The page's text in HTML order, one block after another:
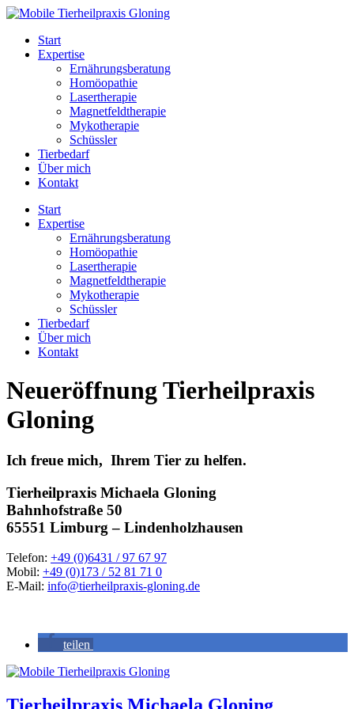
Zum
springenStart
Expertise
Ernährungsberatung
Homöopathie
Lasertherapie
Magnetfeldtherapie
Mykotherapie
Schüssler
Tierbedarf
Über mich
Kontakt
Start
Expertise
Ernährungsberatung
Homöopathie
Lasertherapie
Magnetfeldtherapie
Mykotherapie
Schüssler
Tierbedarf
Über mich
Kontakt
Neueröffnung Tierheilpraxis
Gloning
Ich freue mich, Ihrem Tier zu helfen.
Tierheilpraxis Michaela Gloning
Bahnhofstraße 50
65551 Limburg – Lindenholzhausen
Telefon: +49 (0)6431 / 97 67 97
Mobil: +49 (0)173 / 52 81 71 0
E-Mail: info@tierheilpraxis-gloning.de
teilen